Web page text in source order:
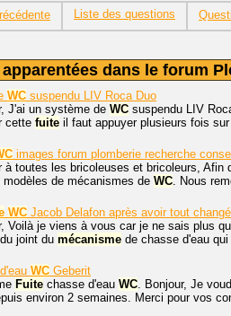
Liste des questions
dans le forum
WC suspendu LIV Roca Duo
J'ai un système de WC suspendu LIV
cette fuite il faut appuyer plusieurs fois
images forum plomberie recherche
à toutes les bricoleuses et bricoleurs,
de mécanismes de WC. Nous
WC Jacob Delafon après avoir tout changé
Voilà je viens à vous car je ne sais plus
joint du mécanisme de chasse d'eau
WC Geberit
Fuite chasse d'eau WC. Bonjour, Je
environ 2 semaines. Merci pour vos